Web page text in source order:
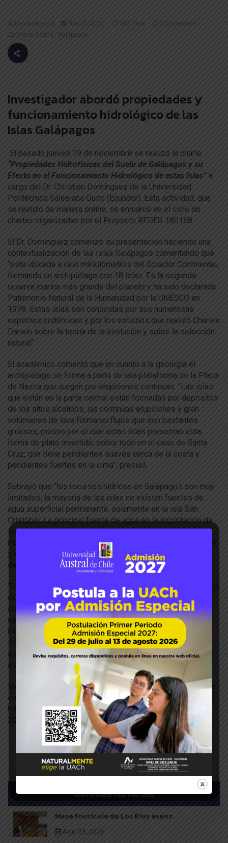
Paola Segovia Nov 25, 2020 102 Likes
0 Comments
Charla Redes
Galápagos
Investigador abordó propiedades y
funcionamiento hidrológico de las
Islas Galápagos
El pasado jueves 19 de noviembre se realizó la charla
“Propiedades Hidrofísicas del Suelo de Galápagos y su
Efecto en el Funcionamiento Hidrológico de estas Islas”a
cargo del Dr. Christian Domínguez de la Universidad
Politécnica Salesiana Quito (Ecuador). Esta actividad, que
se realizó de manera online, se enmarcó en el ciclo de
charlas organizadas por el Proyecto REDES 180168.
El Dr. Domínguez comenzó su presentación haciendo una
contextualización de las Islas Galápagos comentando que
“está ubicada a casi mil kilómetros del Ecuador Continental,
formando un archipiélago con 18 islas. Es la segunda
reserva marina más grande del planeta y ha sido declarada
Patrimonio Natural de la Humanidad por la UNESCO en
1978. Estas islas son conocidas por sus numerosas
especies endémicas y por los estudios que realizó Charles
Darwin sobre la teoría de la evolución y sobre la selección
natural”.
El académico comentó que en cuanto a la geología el
archipiélago se forma a partir de una plataforma de la Placa
de Nazca que surgen por erupciones continuas. “Las islas
que están en la parte central están formadas por depósitos
de los altos alcalinos, las continuas erupciones y gran
volúmenes de lava formaron flujos que son bastantes
gruesos, motivo por el cual estas islas presentan esta
forma de plato invertido, sobre todo en el caso de Santa
Cruz, que tiene pendientes suaves cerca de la costa y
pendientes fuertes en la cima”, precisó.
Subrayó que “los recursos hídricos en Galápagos son muy
limitados, la mayoría de las islas no existen fuentes de
agua superficial permanente, solamente en la isla San
Cristóbal. La principal fuente de agua es la explotación de
los acuíferos de base que tienen agua salobre, esto pone
más presión sobre los pocos recursos hídricos existentes
y esto se empeora por el poco conocimiento que se tiene
de las islas.”
“Con toda esta problemática nace nuestro proyecto en 2003
cuando un grupo de investigadores franceses deciden
combinar esfuerzos para hacer un estudio de las islas. El
objetivo de este proyecto es entender el funcionamiento
hidrológico de las Islas Galápagos y proveer de
información científica a las instituciones locales para
asegurar el manejo sustentable del agua y de los
ecosistemas de Galápagos”, sostuvo el Dr. Domínguez.
Más información sobre las charlas que se extienden hasta
enero de 2021 en
https://www.redsuelosvolcanicos.com/seminario-virtual-
2020/
Últimas noticias
Mesa Frutícola de Los Ríos avanz
Ago 03, 2026